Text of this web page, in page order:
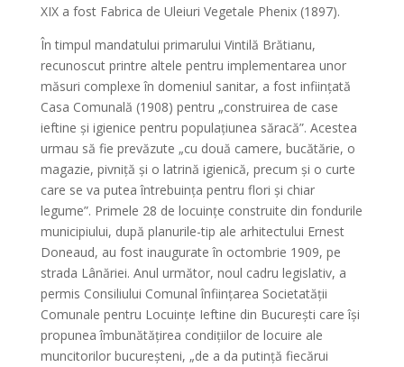
XIX a fost Fabrica de Uleiuri Vegetale Phenix (1897).
În timpul mandatului primarului Vintilă Brătianu,
recunoscut printre altele pentru implementarea unor
măsuri complexe în domeniul sanitar, a fost inființată
Casa Comunală (1908) pentru „construirea de case
ieftine și igienice pentru populațiunea săracă”. Acestea
urmau să fie prevăzute „cu două camere, bucătărie, o
magazie, pivniță și o latrină igienică, precum și o curte
care se va putea întrebuința pentru flori și chiar
legume”. Primele 28 de locuințe construite din fondurile
municipiului, după planurile-tip ale arhitectului Ernest
Doneaud, au fost inaugurate în octombrie 1909, pe
strada Lânăriei. Anul următor, noul cadru legislativ, a
permis Consiliului Comunal înființarea Societatății
Comunale pentru Locuințe Ieftine din București care își
propunea îmbunătățirea condițiilor de locuire ale
muncitorilor bucureșteni, „de a da putință fiecărui